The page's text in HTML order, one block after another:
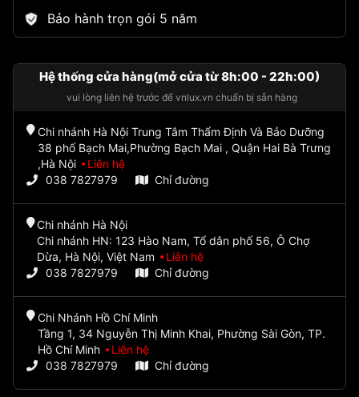
Bảo hành trọn gói 5 năm
Hệ thống cửa hàng(mở cửa từ 8h:00 - 22h:00)
vui lòng liên hệ trước để vnlux.vn chuẩn bị sẵn hàng
Chi nhánh Hà Nội Trung Tâm Thẩm Định Và Bảo Dưỡng
38 phố Bạch Mai,Phường Bạch Mai , Quận Hai Bà Trưng
,Hà Nội
Liên hệ
038 7827979
Chỉ đường
Chi nhánh Hà Nội
Chi nhánh HN: 123 Hào Nam, Tổ dân phố 56, Ô Chợ
Dừa, Hà Nội, Việt Nam
Liên hệ
038 7827979
Chỉ đường
Chi Nhánh Hồ Chí Minh
Tầng 1, 34 Nguyễn Thị Minh Khai, Phường Sài Gòn, TP.
Hồ Chí Minh
Liên hệ
038 7827979
Chỉ đường